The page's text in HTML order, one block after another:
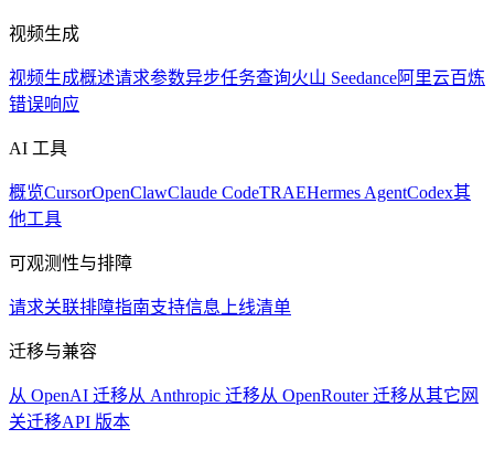
视频生成
视频生成概述请求参数异步任务查询火山 Seedance阿里云百炼
错误响应
AI 工具
概览CursorOpenClawClaude CodeTRAEHermes AgentCodex其
他工具
可观测性与排障
请求关联排障指南支持信息 上线清单
迁移与兼容
从 OpenAI 迁移从 Anthropic 迁移从 OpenRouter 迁移从其它网
关迁移API 版本